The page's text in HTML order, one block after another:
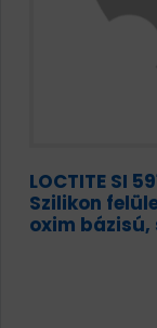
LOCTITE SI
Szilikon
oxim bázisú,